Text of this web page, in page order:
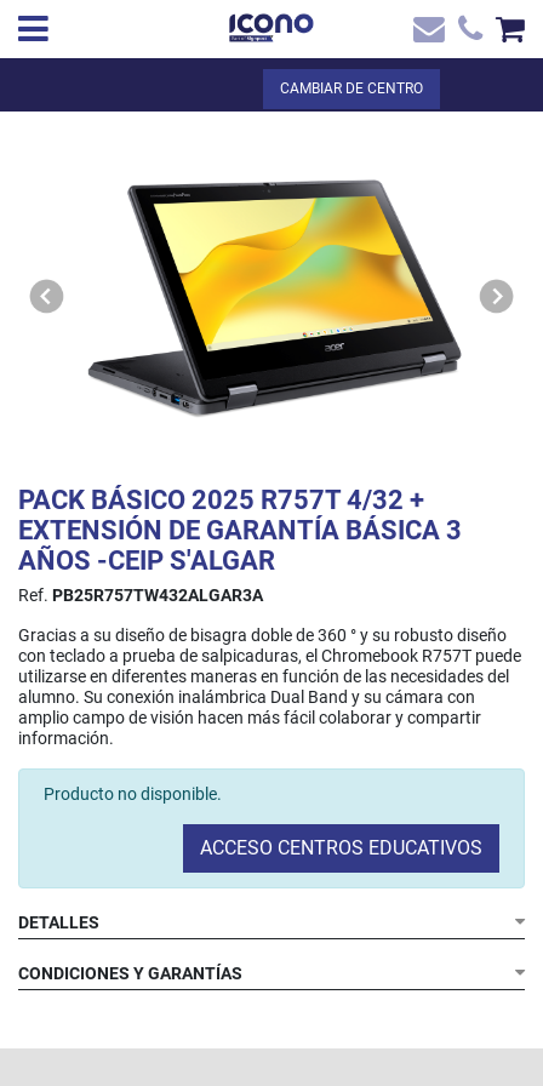
VER LA CESTA
ES ✖
Inicio
CAMBIAR DE CENTRO
PACK BÁSICO 2025 R757T 4/32 +
EXTENSIÓN DE GARANTÍA BÁSICA 3
AÑOS -CEIP S'ALGAR
Ref. PB25R757TW432ALGAR3A
Gracias a su diseño de bisagra doble de 360 ° y su robusto diseño
con teclado a prueba de salpicaduras, el Chromebook R757T puede
utilizarse en diferentes maneras en función de las necesidades del
alumno. Su conexión inalámbrica Dual Band y su cámara con
amplio campo de visión hacen más fácil colaborar y compartir
información.​
Producto no disponible.
ACCESO CENTROS EDUCATIVOS
DETALLES
CONDICIONES Y GARANTÍAS